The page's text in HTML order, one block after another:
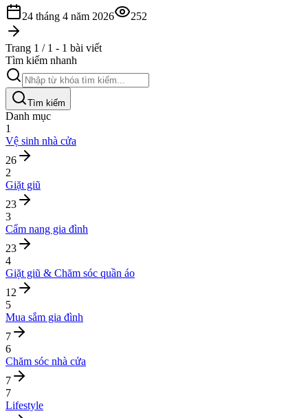
24 tháng 4 năm 2026 252
Trang 1 / 1 - 1 bài viết
Tìm kiếm nhanh
Tìm kiếm
Danh mục
1
Vệ sinh nhà cửa
26
2
Giặt giũ
23
3
Cẩm nang gia đình
23
4
Giặt giũ & Chăm sóc quần áo
12
5
Mua sắm gia đình
7
6
Chăm sóc nhà cửa
7
7
Lifestyle